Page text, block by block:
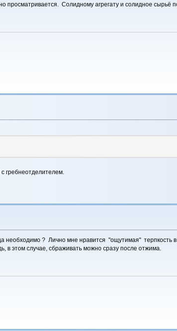
просматривается. Солидному агрегату и солидное сырьё
с гребнеотделителем.
необходимо ? Лично мне нравится "ощутимая" терпкость
в этом случае, сбраживать можно сразу после отжима.